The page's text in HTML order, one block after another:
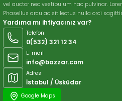
vel auctor nec vestibulum hac pulvinar.
Phasellus arcu ac sit lectus nulla orci
Yardıma mı ihtiyacınız var?
Telefon
0(532) 321 12 34
E-mail
info@bazzar.com
Adres
İstabul / Üsküdar
Google Maps